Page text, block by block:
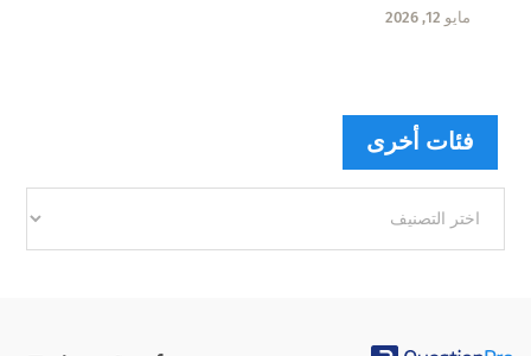
مايو 12, 2026
فئات أخرى
أخرى